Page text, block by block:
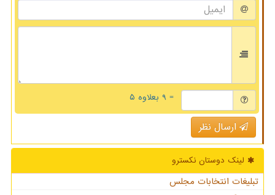
= ۹ بعلاوه ۵
ارسال نظر
لینک دوستان نكسترو
تبلیغات انتخابات مجلس